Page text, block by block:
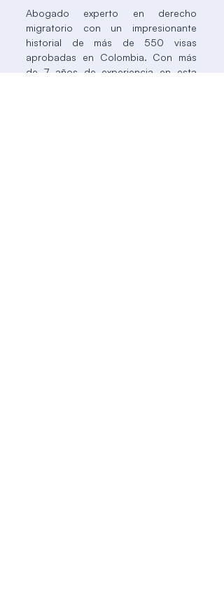
Abogado experto en derecho
migratorio con un impresionante
historial de más de 550 visas
aprobadas en Colombia. Con más
de 7 años de experiencia en esta